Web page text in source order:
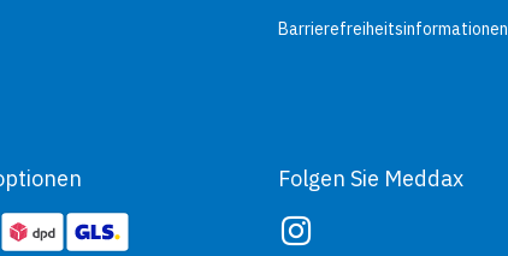
Barrierefreiheitsinformationen
Folgen Sie Meddax